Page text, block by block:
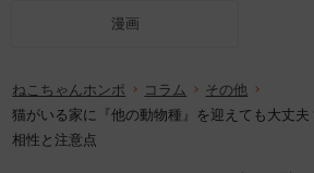
漫画
ねこちゃんホンポ コラム
その他
猫がいる家に『他の動物種』を迎えても大丈夫
相性と注意点